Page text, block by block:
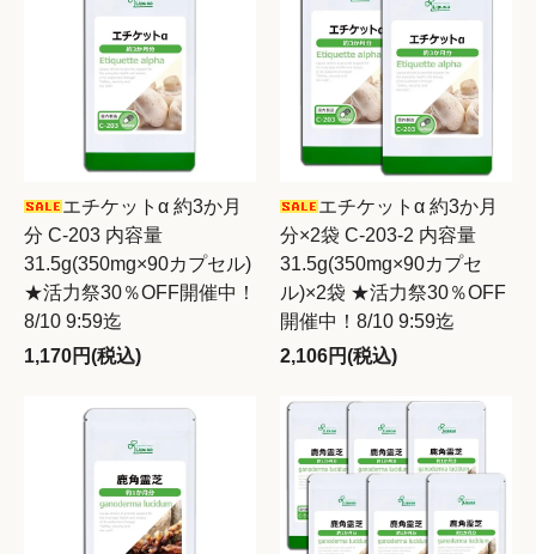
エチケットα 約3か月
分 C-203 内容量
31.5g(350mg×90カプセル)
★活力祭30％OFF開催中！
8/10 9:59迄
1,170円(税込)
エチケットα 約3か月
分×2袋 C-203-2 内容量
31.5g(350mg×90カプセ
ル)×2袋 ★活力祭30％OFF
開催中！8/10 9:59迄
2,106円(税込)